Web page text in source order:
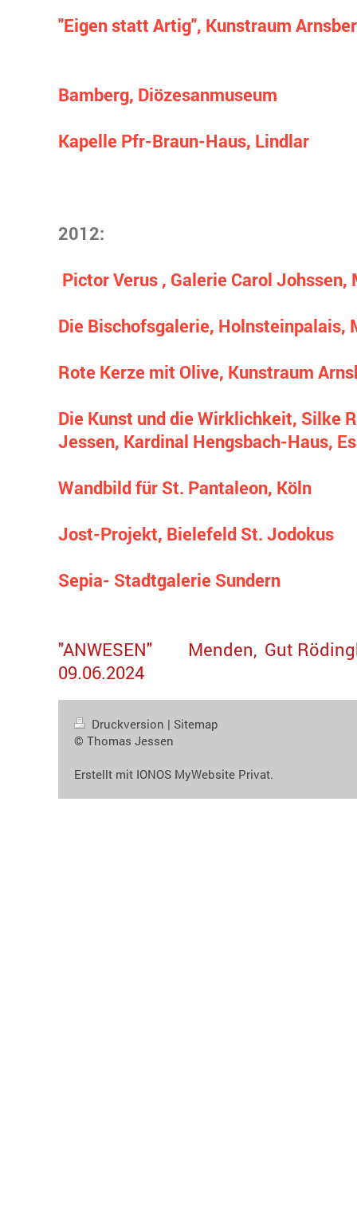
"Eigen statt Artig", Kunstraum
Bamberg, Diözesanmuseum
Kapelle Pfr-Braun-Haus, Lindlar
2012:
Pictor Verus , Galerie Carol Johssen,
Die Bischofsgalerie, Holnsteinpalais,
Rote Kerze mit Olive, Kunstraum
Die Kunst und die Wirklichkeit, Silke
Jessen, Kardinal Hengsbach-Haus,
Wandbild für St. Pantaleon, Köln
Jost-Projekt, Bielefeld St. Jodokus
Sepia- Stadtgalerie Sundern
"ANWESEN" Menden, Gut
09.06.2024
Druckversion | Sitemap
© Thomas Jessen
Erstellt mit IONOS MyWebsite Privat.